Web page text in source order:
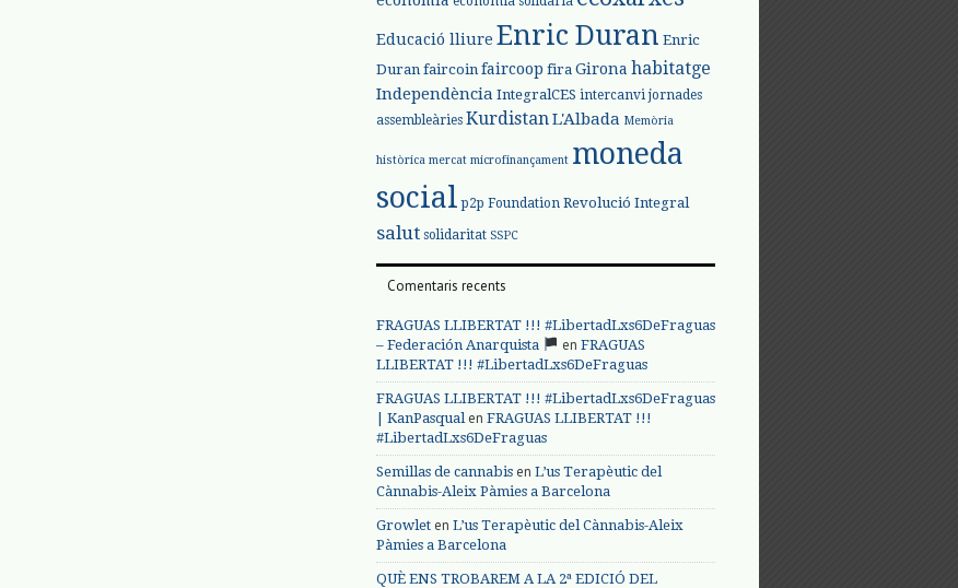
Educació lliure Enric Duran Enric
Duran faircoin faircoop fira Girona habitatge
Independència IntegralCES intercanvi jornades
assembleàries Kurdistan L'Albada Memòria
històrica mercat microfinançament moneda
social p2p Foundation Revolució Integral
salut solidaritat SSPC
Comentaris recents
FRAGUAS LLIBERTAT !!! #LibertadLxs6DeFraguas
– Federación Anarquista
en FRAGUAS
LLIBERTAT !!! #LibertadLxs6DeFraguas
FRAGUAS LLIBERTAT !!! #LibertadLxs6DeFraguas
| KanPasqualen FRAGUAS LLIBERTAT !!!
#LibertadLxs6DeFraguas
Semillas de cannabis en L’us Terapèutic del
Cànnabis-Aleix Pàmies a Barcelona
Growlet en L’us Terapèutic del Cànnabis-Aleix
Pàmies a Barcelona
QUÈ ENS TROBAREM A LA 2ª EDICIÓ DEL